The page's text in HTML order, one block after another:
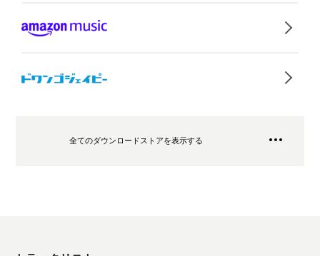
全てのダウンロードストアを表示する